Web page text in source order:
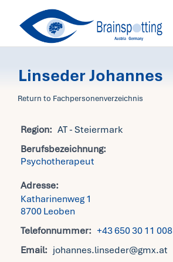
Linseder Johannes
Return to Fachpersonenverzeichnis
Region: AT - Steiermark
Berufsbezeichnung:
Psychotherapeut
Adresse:
Katharinenweg 1
8700 Leoben
Telefonnummer: +43 650 30 11 008
Email: johannes.linseder@gmx.at